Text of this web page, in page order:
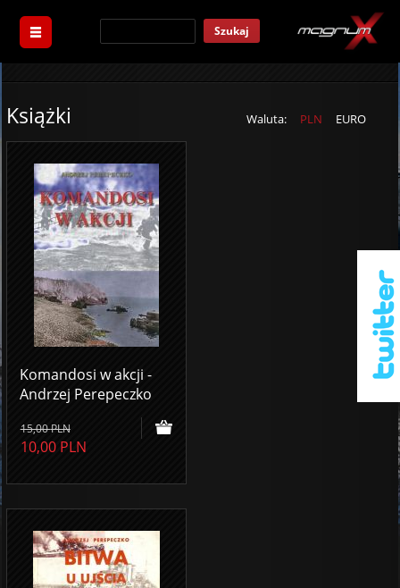
Szukaj
Waluta: PLN EURO
Książki
Komandosi w akcji -
Andrzej Perepeczko
15,00PLN
10,00 PLN